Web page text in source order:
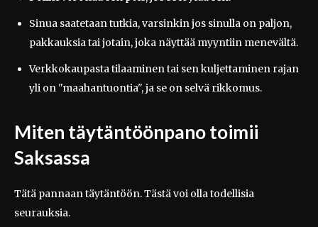
Sinua saatetaan tutkia, varsinkin jos sinulla on paljon,
pakkauksia tai jotain, joka näyttää myyntiin menevältä.
Verkkokaupasta tilaaminen tai sen kuljettaminen rajan
yli on "maahantuontia", ja se on selvä rikkomus.
Miten täytäntöönpano toimii
Saksassa
Tätä pannaan täytäntöön. Tästä voi olla todellisia
seurauksia.